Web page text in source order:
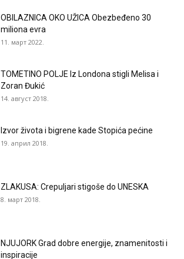
OBILAZNICA OKO UŽICA Obezbeđeno 30
miliona evra
11. март 2022.
TOMETINO POLJE Iz Londona stigli Melisa i
Zoran Đukić
14. август 2018.
Izvor života i bigrene kade Stopića pećine
19. април 2018.
ZLAKUSA: Crepuljari stigoše do UNESKA
8. март 2018.
NJUJORK Grad dobre energije, znamenitosti i
inspiracije